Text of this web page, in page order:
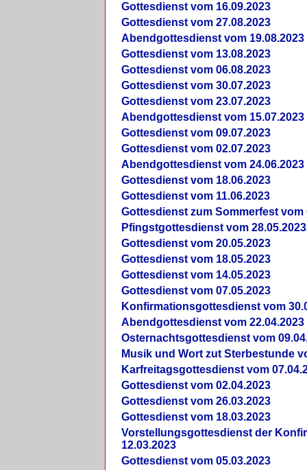
Gottesdienst vom 16.09.2023
Gottesdienst vom 27.08.2023
Abendgottesdienst vom 19.08.2023
Gottesdienst vom 13.08.2023
Gottesdienst vom 06.08.2023
Gottesdienst vom 30.07.2023
Gottesdienst vom 23.07.2023
Abendgottesdienst vom 15.07.2023
Gottesdienst vom 09.07.2023
Gottesdienst vom 02.07.2023
Abendgottesdienst vom 24.06.2023
Gottesdienst vom 18.06.2023
Gottesdienst vom 11.06.2023
Gottesdienst zum Sommerfest vom
Pfingstgottesdienst vom 28.05.2023
Gottesdienst vom 20.05.2023
Gottesdienst vom 18.05.2023
Gottesdienst vom 14.05.2023
Gottesdienst vom 07.05.2023
Konfirmationsgottesdienst vom
Abendgottesdienst vom 22.04.2023
Osternachtsgottesdienst vom
Musik und Wort zut Sterbestunde
Karfreitagsgottesdienst vom
Gottesdienst vom 02.04.2023
Gottesdienst vom 26.03.2023
Gottesdienst vom 18.03.2023
Vorstellungsgottesdienst der
12.03.2023
Gottesdienst vom 05.03.2023